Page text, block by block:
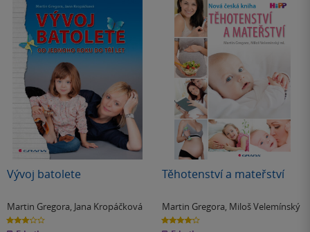
Vývoj batolete
Martin Gregora, Jana Kropáčková
3.0
z
Těhotenství a mateřství
Martin Gregora, Miloš Velemínský
4.1
z